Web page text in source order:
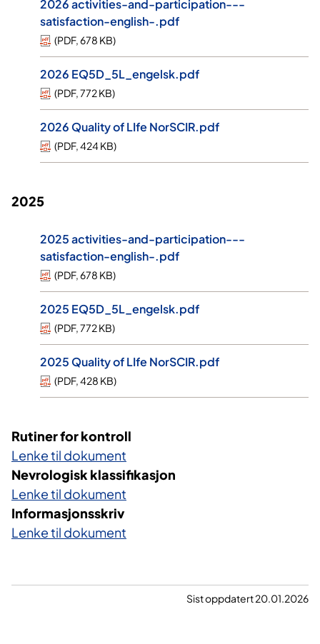
2026 activities-and-participation---
satisfaction-english-.pdf
(PDF,678 KB)
2026 EQ5D_5L_engelsk.pdf
(PDF,772 KB)
2026 Quality of LIfe NorSCIR.pdf
(PDF,424 KB)
2025
2025 activities-and-participation---
satisfaction-english-.pdf
(PDF,678 KB)
2025 EQ5D_5L_engelsk.pdf
(PDF,772 KB)
2025 Quality of LIfe NorSCIR.pdf
(PDF,428 KB)
Rutiner for kontroll
Lenke til dokument
Nevrologisk klassifikasjon
Lenke til dokument
Informasjonsskriv
Lenke til dokument
Sist oppdatert 20.01.2026